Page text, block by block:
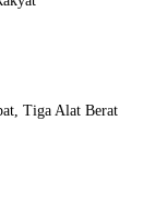
Tiga Alat Berat